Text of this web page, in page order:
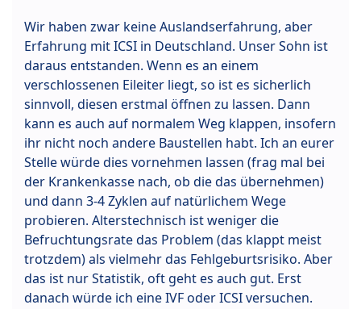
Wir haben zwar keine Auslandserfahrung, aber
Erfahrung mit ICSI in Deutschland. Unser Sohn ist
daraus entstanden. Wenn es an einem
verschlossenen Eileiter liegt, so ist es sicherlich
sinnvoll, diesen erstmal öffnen zu lassen. Dann
kann es auch auf normalem Weg klappen, insofern
ihr nicht noch andere Baustellen habt. Ich an eurer
Stelle würde dies vornehmen lassen (frag mal bei
der Krankenkasse nach, ob die das übernehmen)
und dann 3-4 Zyklen auf natürlichem Wege
probieren. Alterstechnisch ist weniger die
Befruchtungsrate das Problem (das klappt meist
trotzdem) als vielmehr das Fehlgeburtsrisiko. Aber
das ist nur Statistik, oft geht es auch gut. Erst
danach würde ich eine IVF oder ICSI versuchen.